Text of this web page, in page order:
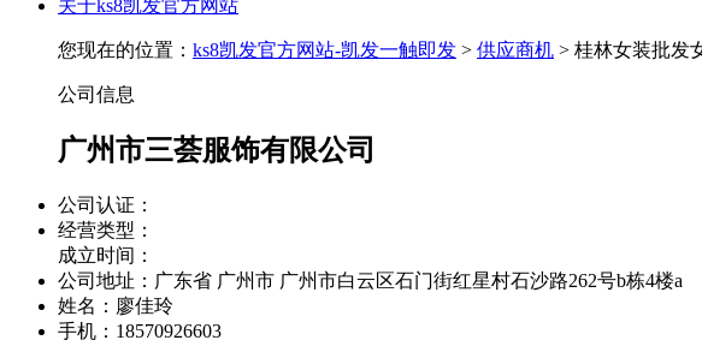
关于ks8凯发官方网站
您现在的位置： ks8凯发官方网站-凯发一触即发 > 供应商机 > 桂林女装批发
公司信息
广州市三荟服饰有限公司
公司认证：
经营类型：
成立时间：
公司地址： 广东省 广州市 广州市白云区石门街红星村石沙路262号b栋4楼a
姓名：廖佳玲
手机：18570926603